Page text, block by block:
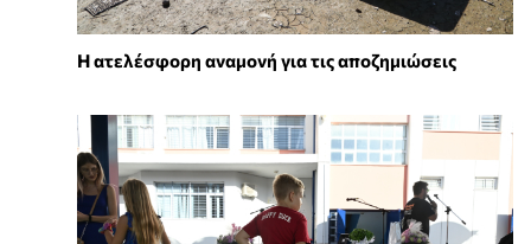
Η ατελέσφορη αναμονή για τις αποζημιώσεις